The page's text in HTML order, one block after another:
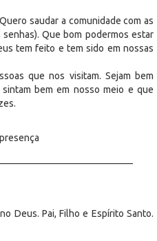
saudar a comunidade com as
Que bom podermos estar
tem feito e tem sido em nossas
que nos visitam. Sejam bem
bem em nosso meio e que
Deus. Pai, Filho e Espírito Santo.